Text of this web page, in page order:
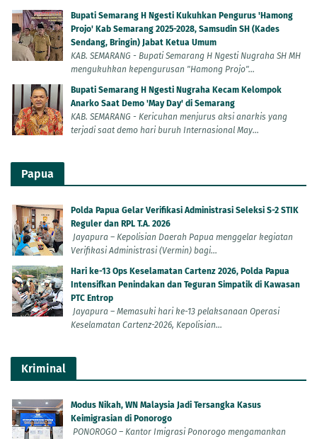
Bupati Semarang H Ngesti Kukuhkan Pengurus 'Hamong
Projo' Kab Semarang 2025-2028, Samsudin SH (Kades
Sendang, Bringin) Jabat Ketua Umum
KAB. SEMARANG - Bupati Semarang H Ngesti Nugraha SH MH
mengukuhkan kepengurusan "Hamong Projo"...
Bupati Semarang H Ngesti Nugraha Kecam Kelompok
Anarko Saat Demo 'May Day' di Semarang
KAB. SEMARANG - Kericuhan menjurus aksi anarkis yang
terjadi saat demo hari buruh Internasional May...
Papua
Polda Papua Gelar Verifikasi Administrasi Seleksi S-2 STIK
Reguler dan RPL T.A. 2026
Jayapura – Kepolisian Daerah Papua menggelar kegiatan
Verifikasi Administrasi (Vermin) bagi...
Hari ke-13 Ops Keselamatan Cartenz 2026, Polda Papua
Intensifkan Penindakan dan Teguran Simpatik di Kawasan
PTC Entrop
Jayapura – Memasuki hari ke-13 pelaksanaan Operasi
Keselamatan Cartenz-2026, Kepolisian...
Kriminal
Modus Nikah, WN Malaysia Jadi Tersangka Kasus
Keimigrasian di Ponorogo
PONOROGO – Kantor Imigrasi Ponorogo mengamankan